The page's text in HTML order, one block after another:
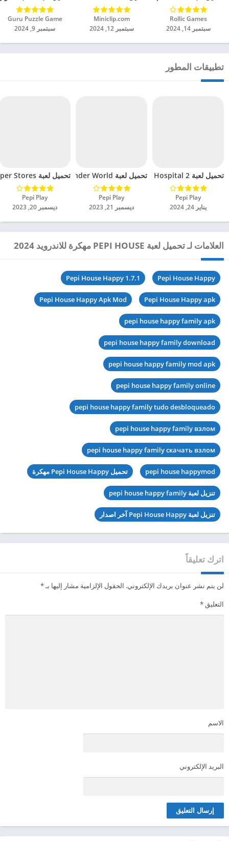
Rollic Games‏
سبتمبر 14, 2024
Miniclip.com‏
سبتمبر 12, 2024
Guru Puzzle Game‏
سبتمبر 9, 2024
تطبيقات المطور
تحميل لعبة Pepi Hospital 2 مهكرة للاندرويد 2024
Pepi Play‏
يناير 24, 2024
تحميل لعبة Pepi Wonder World مهكرة للاندرويد 2024
Pepi Play‏
ديسمبر 21, 2023
تحميل لعبة Pepi Super Stores مهكرة للاندرويد 2024
Pepi Play‏
ديسمبر 20, 2023
العلامات لـ تحميل لعبة PEPI HOUSE مهكرة للاندرويد 2024
Pepi House Happy
Pepi House Happy 1.7.1
Pepi House Happy apk
Pepi House Happy Apk Mod
pepi house happy family apk
pepi house happy family download
pepi house happy family mod apk
pepi house happy family online
pepi house happy family tudo desbloqueado
pepi house happy family взлом
pepi house happy family скачать взлом
pepi house happymod تحميل Pepi House Happy مهكرة
تنزيل لعبة pepi house happy family
تنزيل لعبة Pepi House Happy آخر اصدار
اترك تعليقاً
لن يتم نشر عنوان بريدك الإلكتروني. الحقول الإلزامية مشار إليها بـ*
التعليق*
الاسم
البريد الإلكتروني